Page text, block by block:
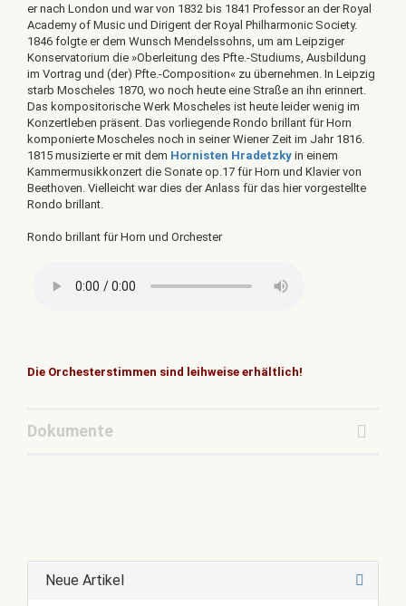
er nach London und war von 1832 bis 1841 Professor an der Royal
Academy of Music und Dirigent der Royal Philharmonic Society.
1846 folgte er dem Wunsch Mendelssohns, um am Leipziger
Konservatorium die »Oberleitung des Pfte.-Studiums, Ausbildung
im Vortrag und (der) Pfte.-Composition« zu übernehmen. In Leipzig
starb Moscheles 1870, wo noch heute eine Straße an ihn erinnert.
Das kompositorische Werk Moscheles ist heute leider wenig im
Konzertleben präsent. Das vorliegende Rondo brillant für Horn
komponierte Moscheles noch in seiner Wiener Zeit im Jahr 1816.
1815 musizierte er mit dem Hornisten Hradetzky in einem
Kammermusikkonzert die Sonate op.17 für Horn und Klavier von
Beethoven. Vielleicht war dies der Anlass für das hier vorgestellte
Rondo brillant.
Rondo brillant für Horn und Orchester
Die Orchesterstimmen sind leihweise erhältlich!
Dokumente
Neue Artikel